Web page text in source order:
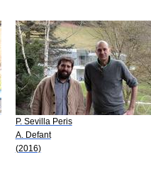
P. Sevilla Peris
A. Defant
(2016)